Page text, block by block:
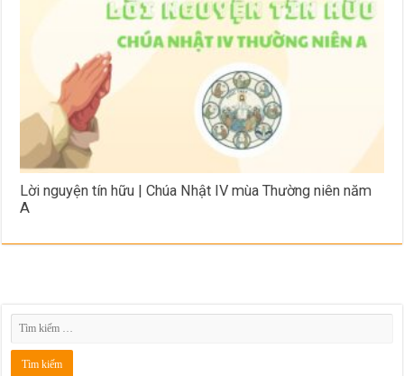
Lời nguyện tín hữu | Chúa Nhật IV mùa Thường niên năm
A